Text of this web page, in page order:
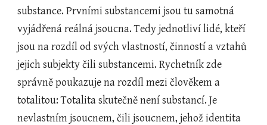
substance. Prvními substancemi jsou tu samotná
vyjádřená reálná jsoucna. Tedy jednotliví lidé, kteří
jsou na rozdíl od svých vlastností, činností a vztahů
jejich subjekty čili substancemi. Rychetník zde
správně poukazuje na rozdíl mezi člověkem a
totalitou: Totalita skutečně není substancí. Je
nevlastním jsoucnem, čili jsoucnem, jehož identita